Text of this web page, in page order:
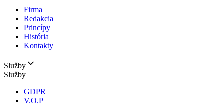
Firma
Redakcia
Princípy
História
Kontakty
Služby
Služby
GDPR
V.O.P